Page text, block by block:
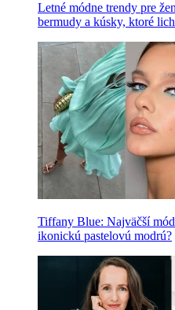
Letné módne trendy pre
bermudy a kúsky, ktoré
Tiffany Blue: Najväčší
ikonickú pastelovú modrú?